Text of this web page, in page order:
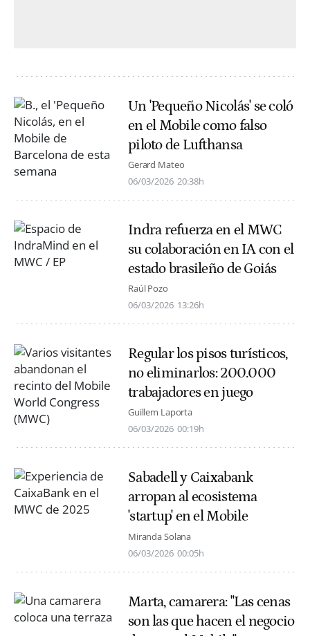
Un 'Pequeño Nicolás' se coló
en el Mobile como falso
piloto de Lufthansa
Gerard Mateo
06/03/2026 20:38h
Indra refuerza en el MWC
su colaboración en IA con el
estado brasileño de Goiás
Raúl Pozo
06/03/2026 13:26h
Regular los pisos turísticos,
no eliminarlos: 200.000
trabajadores en juego
Guillem Laporta
06/03/2026 00:19h
Sabadell y Caixabank
arropan al ecosistema
'startup' en el Mobile
Miranda Solana
06/03/2026 00:05h
Marta, camarera: "Las cenas
son las que hacen el negocio